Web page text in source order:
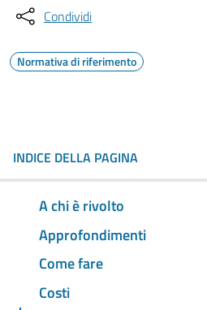
Condividi
Normativa di riferimento
INDICE DELLA PAGINA
A chi è rivolto
Approfondimenti
Come fare
Costi